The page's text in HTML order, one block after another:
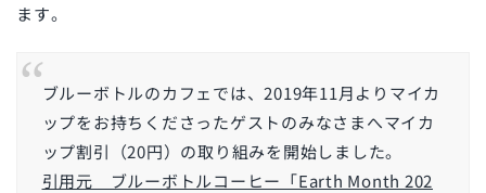
ます。
ブルーボトルのカフェでは、2019年11月よりマイカ
ップをお持ちくださったゲストのみなさまへマイカ
ップ割引（20円）の取り組みを開始しました。
引用元 ブルーボトルコーヒー「Earth Month 202